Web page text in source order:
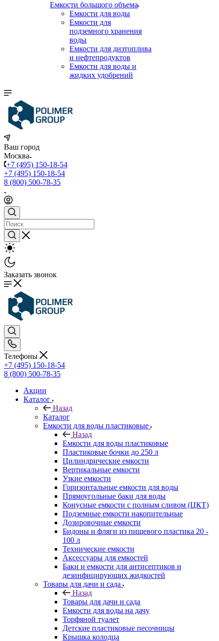
Емкости большого объема
Емкости для воды
Емкости для
подземного хранения
воды
Емкости для дизтоплива
и нефтепродуктов
Емкости для воды и
жидких удобрений
Ваш город
Москва
+7 (495) 150-18-54
+7 (495) 150-18-54
8 (800) 500-78-35
Заказать звонок
Телефоны
+7 (495) 150-18-54
8 (800) 500-78-35
Акции
Каталог
Назад
Каталог
Емкости для воды пластиковые
Назад
Емкости для воды пластиковые
Пластиковые бочки до 250 л
Цилиндрические емкости
Вертикальные емкости
Узкие емкости
Горизонтальные емкости для воды
Прямоугольные баки для воды
Конусные емкости с полным сливом (ЦКТ)
Подземные емкости накопительные
Дозировочные емкости
Бидоны и фляги из пищевого пластика 20 -
100 л
Технические емкости
Аксессуары для емкостей
Баки и емкости для антисептиков и
дезинфицирующих жидкостей
Товары для дачи и сада
Назад
Товары для дачи и сада
Емкости для воды на дачу
Торфяной туалет
Детские пластиковые песочницы
Крышка колодца